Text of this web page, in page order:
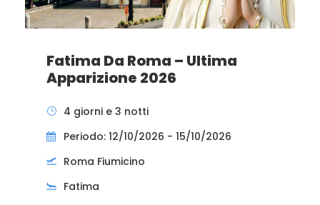
Fatima Da Roma – Ultima
Apparizione 2026
4 giorni e 3 notti
Periodo: 12/10/2026 - 15/10/2026
Roma Fiumicino
Fatima